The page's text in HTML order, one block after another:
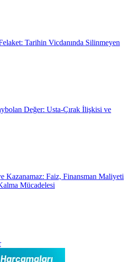
Tarihin Vicdanında Silinmeyen
Değer: Usta-Çırak İlişkisi ve
Kazanamaz: Faiz, Finansman Maliyeti
Mücadelesi